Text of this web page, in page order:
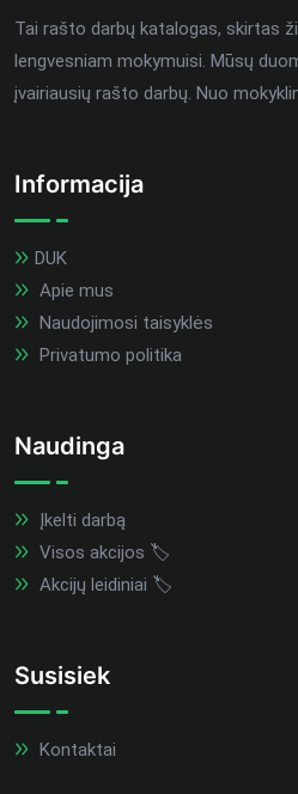
Tai rašto darbų katalogas, skirtas
lengvesniam mokymuisi. Mūsų
įvairiausių rašto darbų. Nuo
Informacija
DUK
Apie mus
Naudojimosi taisyklės
Privatumo politika
Naudinga
Įkelti darbą
Visos akcijos 🏷️
Akcijų leidiniai 🏷️
Susisiek
Kontaktai